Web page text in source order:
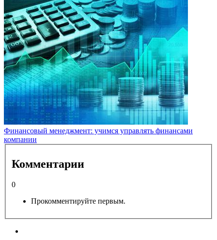
Финансовый менеджмент: учимся управлять финансами
компании
Комментарии
0
Прокомментируйте первым.